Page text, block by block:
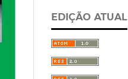
EDIÇÃO ATUAL